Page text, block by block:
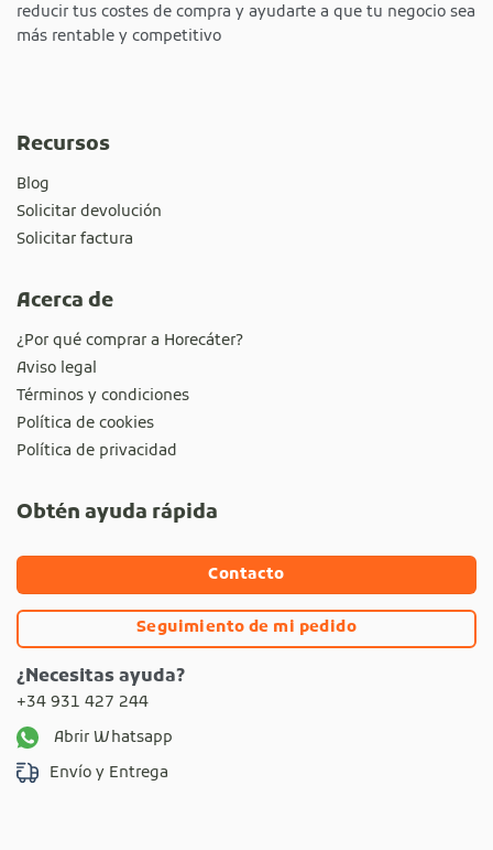
reducir tus costes de compra y ayudarte a que tu negocio sea
más rentable y competitivo
Recursos
Blog
Solicitar devolución
Solicitar factura
Acerca de
¿Por qué comprar a Horecáter?
Aviso legal
Términos y condiciones
Política de cookies
Política de privacidad
Obtén ayuda rápida
Contacto
Seguimiento de mi pedido
¿Necesitas ayuda?
+34 931 427 244
Abrir Whatsapp
Envío y Entrega